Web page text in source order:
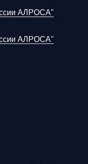
АЛРОСА"
АЛРОСА"